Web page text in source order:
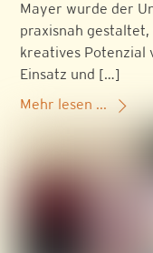
Mayer wurde der
praxisnah
kreatives Potenzial
Einsatz und […]
Mehr lesen ...